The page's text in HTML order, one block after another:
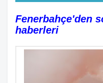
Fenerbahçe'den
haberleri